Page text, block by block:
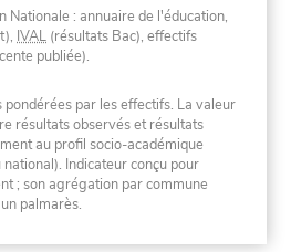
Nationale : annuaire de l'éducation,
IVAL (résultats Bac), effectifs
publiée).
pondérées par les effectifs. La valeur
résultats observés et résultats
au profil socio-académique
Indicateur conçu pour
; son agrégation par commune
palmarès.